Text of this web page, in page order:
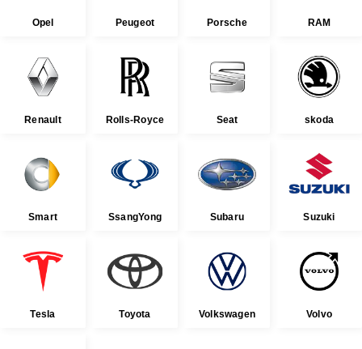
Opel Peugeot Porsche RAM
Renault Rolls-Royce Seat skoda
Smart SsangYong Subaru Suzuki
Tesla Toyota Volkswagen Volvo